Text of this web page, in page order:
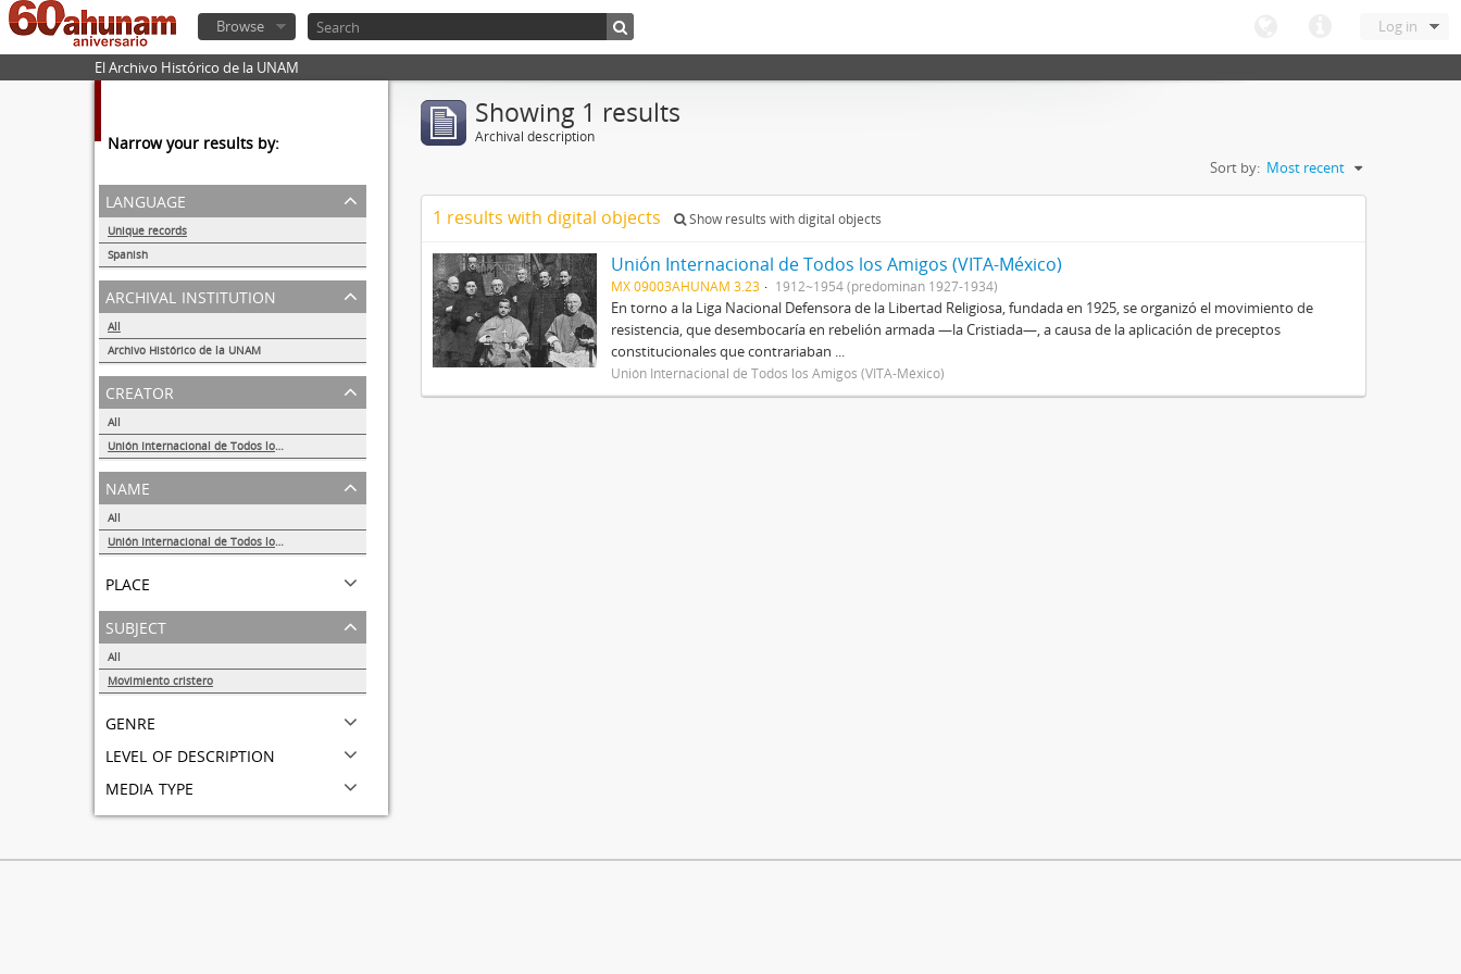
Log in
Browse
El Archivo Histórico de la UNAM
Narrow your results by:
language
Unique records
Spanish
1
archival institution
All
Archivo Histórico de la UNAM
1
creator
All
Unión Internacional de Todos los Amigos (VITA-México)
1
name
All
Unión Internacional de Todos los Amigos (VITA-México)
place
subject
All
Movimiento cristero
genre
level of description
media type
Showing 1 results
Archival description
Sort by: Most recent
1 results with digital objects Show results with digital objects
Unión Internacional de Todos los Amigos (VITA-México)
MX 09003AHUNAM 3.23 1912~1954 (predominan 1927-1934)
En torno a la Liga Nacional Defensora de la Libertad Religiosa, fundada en 1925, se organizó el movimiento de
resistencia, que desembocaría en rebelión armada —la Cristiada—, a causa de la aplicación de preceptos
constitucionales que contrariaban ...
Unión Internacional de Todos los Amigos (VITA-México)